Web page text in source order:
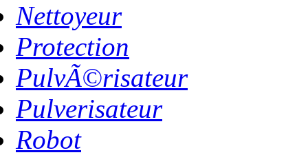
Nettoyeur
Protection
PulvÃ©risateur
Pulverisateur
Robot